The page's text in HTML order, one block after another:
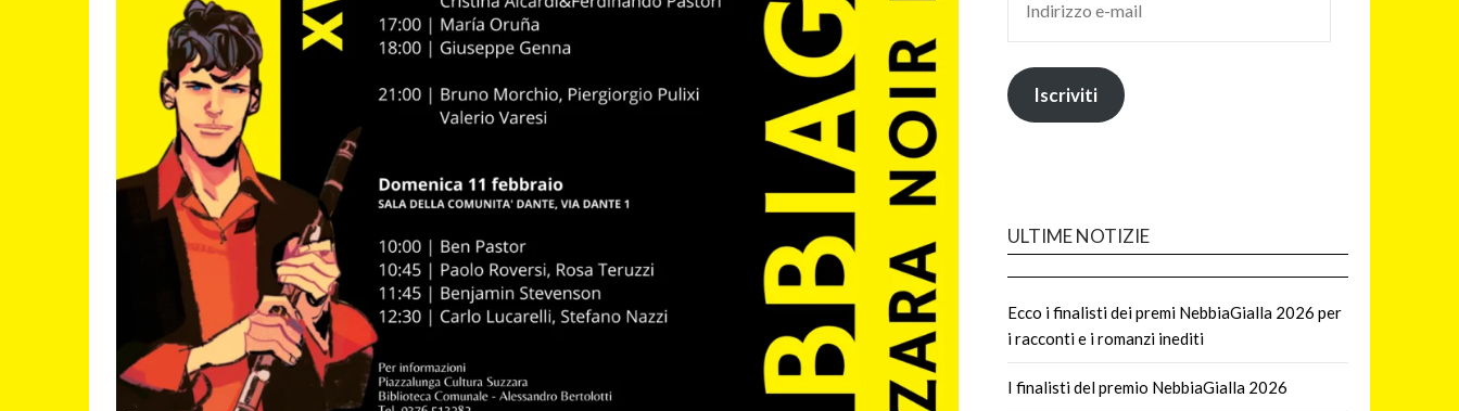
Iscriviti
ULTIME NOTIZIE
Ecco i finalisti dei premi NebbiaGialla 2026 per
i racconti e i romanzi inediti
I finalisti del premio NebbiaGialla 2026